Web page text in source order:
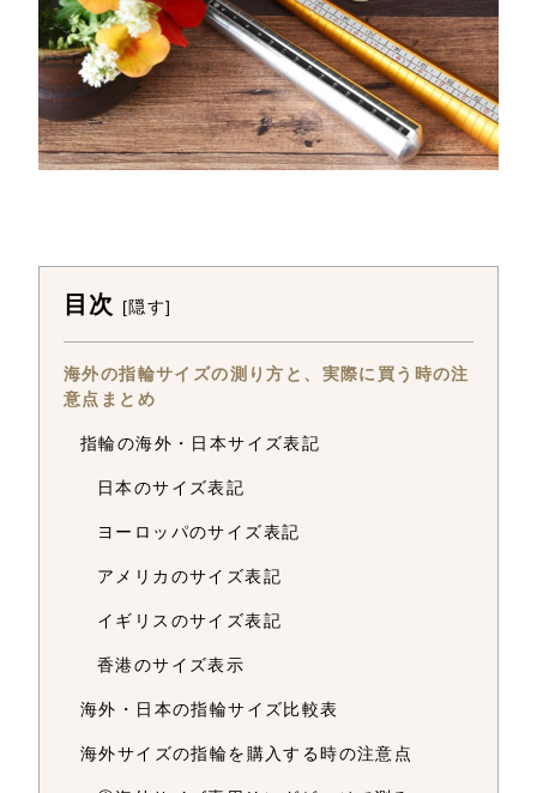
目次 [隠す]
海外の指輪サイズの測り方と、実際に買う時の注
意点まとめ
指輪の海外・日本サイズ表記
日本のサイズ表記
ヨーロッパのサイズ表記
アメリカのサイズ表記
イギリスのサイズ表記
香港のサイズ表示
海外・日本の指輪サイズ比較表
海外サイズの指輪を購入する時の注意点